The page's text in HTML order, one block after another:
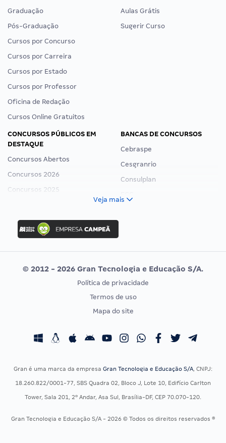
Graduação
Pós-Graduação
Cursos por Concurso
Cursos por Carreira
Cursos por Estado
Cursos por Professor
Oficina de Redação
Cursos Online Gratuitos
Aulas Grátis
Sugerir Curso
CONCURSOS PÚBLICOS EM
DESTAQUE
Concursos Abertos
Concursos 2026
Concursos 2025
Concurso Ibama
Concurso MPU
Editais publicados
BANCAS DE CONCURSOS
Cebraspe
Cesgranrio
Consulplan
Vunesp
CONCURSOS POR PROFISSÃO
Concursos Fiscais
Residência Multiprofissional
EXAME DE ORDEM
Calendário OAB
Veja mais
© 2012 - 2026 Gran Tecnologia e Educação S/A.
Política de privacidade
Termos de uso
Mapa do site
Gran é uma marca da empresa Gran Tecnologia e Educação S/A, CNPJ:
18.260.822/0001-77, SBS Quadra 02, Bloco J, Lote 10, Edifício Carlton
Tower, Sala 201, 2º Andar, Asa Sul, Brasília-DF, CEP 70.070-120.
Gran Tecnologia e Educação S/A - 2026 © Todos os direitos reservados ®